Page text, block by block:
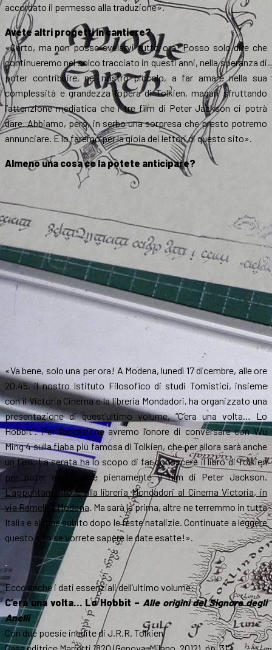
accordato il permesso alla traduzione».
Avete altri progetti in cantiere?
«Certo, ma non posso svelarvi tutto ora! Posso solo dire che
continueremo nel solco tracciato in questi anni, nella speranza di
poter contribuire, nel nostro piccolo, a far amare nella sua
complessità e grandezza l’opera di Tolkien, magari sfruttando
l’attenzione mediatica che i tre film di Peter Jackson ci potrà
dare. Abbiamo, però, in serbo una sorpresa che presto potremo
annunciare. E lo faremo per la gioia dei lettori di questo sito».
Almeno una cosa ce la potete anticipare?
«Va bene, solo una per ora! A Modena, lunedì 17 dicembre, alle ore
20.45, il nostro Istituto Filosofico di studi Tomistici, insieme
con il Victoria Cinema e la libreria Mondadori, ha organizzato una
presentazione di quest’ultimo volume, “C’era una volta… Lo
Hobbit”. Per l’occasione avremo l’onore di conversare con Wu
Ming 4 sulla fiaba più famosa di Tolkien, che per allora sarà anche
un film. La serata ha lo scopo di far conoscere il libro di Tolkien
per poter apprezzare pienamente il film di Peter Jackson.
L’appuntamento è alla libreria Mondadori al Cinema Victoria, in
via Ramelli a Modena. Ma sarà la prima, altre ne terremmo in tutta
Italia e alcune subito dopo le feste natalizie. Continuate a leggere
questo sito se vorrete sapere le date esatte!».
.
Ecco anche i dati essenziali dell’ultimo volume:
C’era una volta… Lo Hobbit – Alle origini del Signore degli
Anelli
Con due poesie inedite di J.R.R. Tolkien